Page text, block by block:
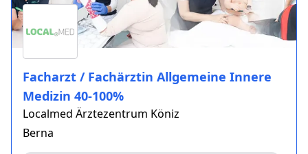
Facharzt / Fachärztin Allgemeine Innere
Medizin 40-100%
Localmed Ärztezentrum Köniz
Berna